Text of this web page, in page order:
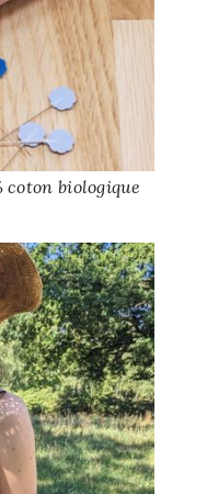
coton biologique